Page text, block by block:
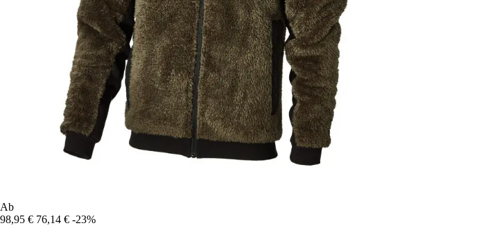
Ab
98,95 € 76,14 € -23%